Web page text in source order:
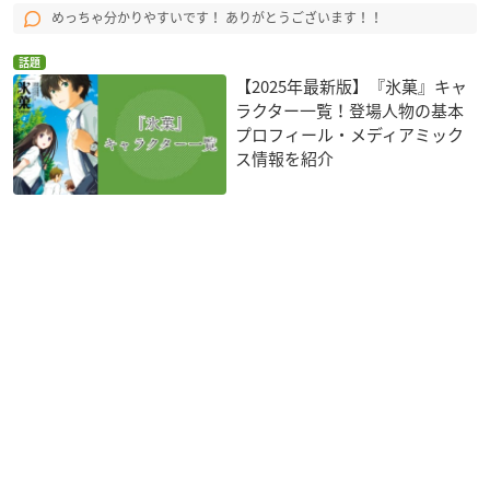
めっちゃ分かりやすいです！ ありがとうございます！！
話題
【2025年最新版】『氷菓』キャ
ラクター一覧！登場人物の基本
プロフィール・メディアミック
ス情報を紹介